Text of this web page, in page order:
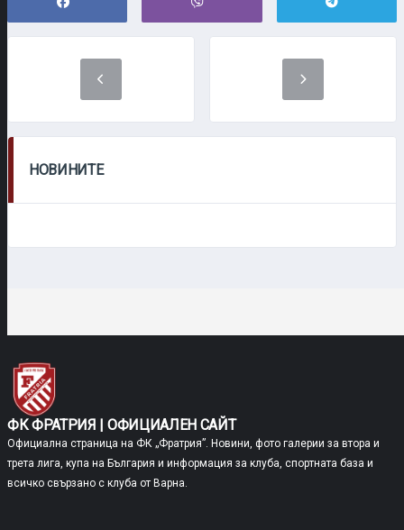
НОВИНИТЕ
ФК ФРАТРИЯ | ОФИЦИАЛЕН САЙТ
Официална страница на ФК „Фратрия”. Новини, фото галерии за втора и
трета лига, купа на България и информация за клуба, спортната база и
всичко свързано с клуба от Варна.